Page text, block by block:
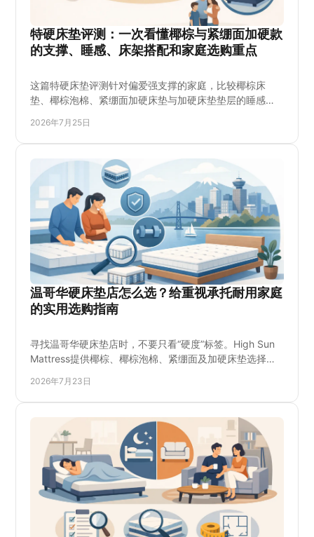
特硬床垫评测：一次看懂椰棕与紧绷面加硬款
的支撑、睡感、床架搭配和家庭选购重点
这篇特硬床垫评测针对偏爱强支撑的家庭，比较椰棕床
垫、椰棕泡棉、紧绷面加硬床垫与加硬床垫垫层的睡感、
性，购买前用试躺、尺寸确认和重量分布判断是否适合自
己，也方便大温地区顾客按预算筛选实用款。并提前确认
现货库存、配送安排及退换条件，减少到店或收货的选择
压力。
2026年7月25日
温哥华硬床垫店怎么选？给重视承托耐用家庭
的实用选购指南
寻找温哥华硬床垫店时，不要只看“硬度”标签。High Sun
Mattress提供椰棕、椰棕泡棉、紧绷面及加硬床垫选择，
认库存、床架匹配和保修细节后再决定，更适合重视承
托、耐用性与实用价格的家庭。适合大温地区希望购买偏
硬睡感、并需要直接咨询现货与配送细节的顾客。
2026年7月23日